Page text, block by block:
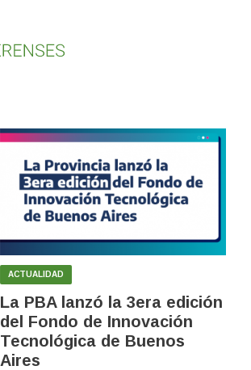
ACTUALIDAD
La PBA lanzó la 3era edición
del Fondo de Innovación
Tecnológica de Buenos
Aires